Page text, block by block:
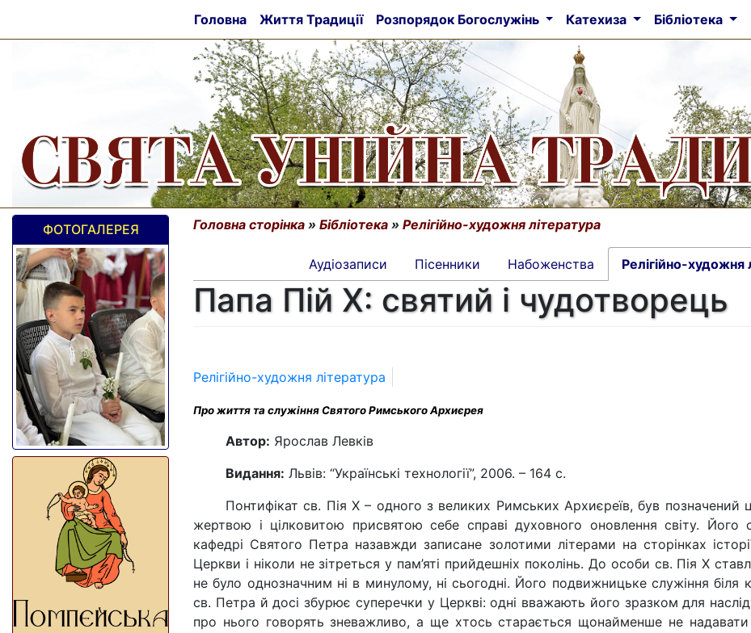
Головна Життя Традиції Розпорядок Богослужінь Катехиза Бібліотека
ФОТОГАЛЕРЕЯ Головна сторінка » Бібліотека » Релігійно-художня література
Аудіозаписи Пісенники Набоженства Релігійно-художня
Папа Пій Х: святий і чудотворець
Релігійно-художня література
Про життя та служіння Святого Римського Архиєрея
Автор: Ярослав Левків
Видання: Львів: “Українські технології”, 2006. – 164 с.
Понтифікат св. Пія Х – одного з великих Римських Архиєреїв, був позначений
жертвою і цілковитою присвятою себе справі духовного оновлення світу. Його
кафедрі Святого Петра назавжди записане золотими літерами на сторінках
Церкви і ніколи не зітреться у пам’яті прийдешніх поколінь. До особи св. Пія Х
не було однозначним ні в минулому, ні сьогодні. Його подвижницьке служіння біля
св. Петра й досі збурює суперечки у Церкві: одні вважають його зразком для
про нього говорять зневажливо, а ще хтось старається щонайменше не надавати